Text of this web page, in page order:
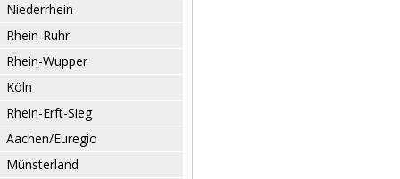
Niederrhein
Rhein-Ruhr
Rhein-Wupper
Köln
Rhein-Erft-Sieg
Aachen/Euregio
Münsterland